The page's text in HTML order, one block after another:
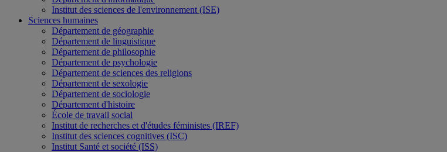
Institut des sciences de l'environnement (ISE)
Sciences humaines
Département de géographie
Département de linguistique
Département de philosophie
Département de psychologie
Département de sciences des religions
Département de sexologie
Département de sociologie
Département d'histoire
École de travail social
Institut de recherches et d'études féministes (IREF)
Institut des sciences cognitives (ISC)
Institut Santé et société (ISS)